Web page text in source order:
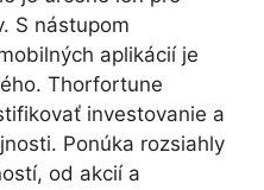
S nástupom
aplikácií je
Thorfortune
investovanie a
Ponúka rozsiahly
od akcií a